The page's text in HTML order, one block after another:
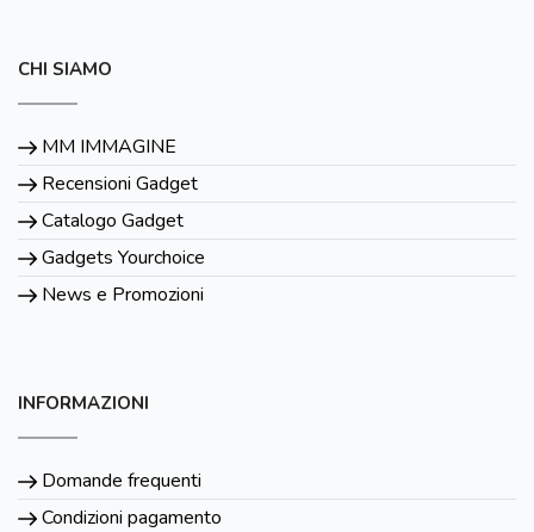
CHI SIAMO
MM IMMAGINE
Recensioni Gadget
Catalogo Gadget
Gadgets Yourchoice
News e Promozioni
INFORMAZIONI
Domande frequenti
Condizioni pagamento